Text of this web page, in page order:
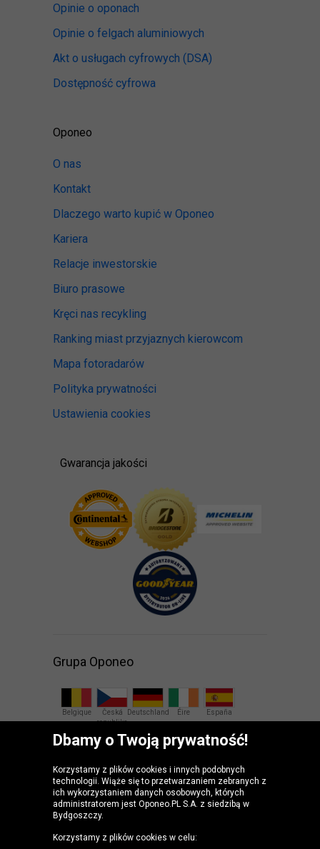
Opinie o oponach
Opinie o felgach aluminiowych
Akt o usługach cyfrowych (DSA)
Dostępność cyfrowa
Oponeo
O nas
Kontakt
Dlaczego warto kupić w Oponeo
Kariera
Relacje inwestorskie
Biuro prasowe
Kręci nas recykling
Ranking miast przyjaznych kierowcom
Mapa fotoradarów
Polityka prywatności
Ustawienia cookies
Gwarancja jakości
Grupa Oponeo
Belgique
Česká
republika
Deutschland Éire España
Slovenská
republika
United
Kingdom
Dbamy o Twoją prywatność!
Korzystamy z plików cookies i innych podobnych
technologii. Wiąże się to przetwarzaniem zebranych z
ich wykorzystaniem danych osobowych, których
administratorem jest Oponeo.PL S.A. z siedzibą w
Bydgoszczy.
Korzystamy z plików cookies w celu: